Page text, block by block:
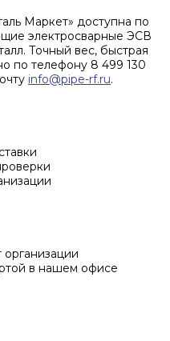
Маркет» доступна по
электросварные ЭСВ
Точный вес, быстрая
по телефону 8 499 130
info@pipe-rf.ru.
организации
в нашем офисе